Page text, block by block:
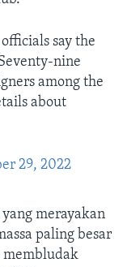
say the
nine
among the
about
29, 2022
merayakan
paling besar
membludak